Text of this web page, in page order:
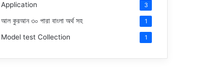
Application 3
আল কুরআন ৩০ পারা বাংলা অর্থ সহ 1
Model test Collection 1